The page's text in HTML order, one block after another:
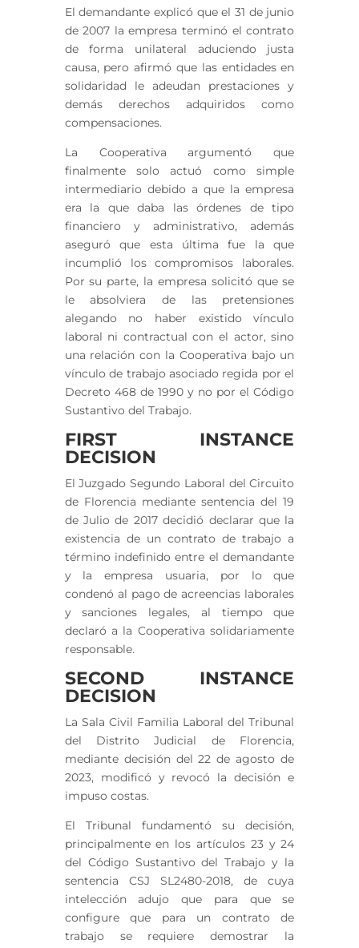
El demandante explicó que el 31 de junio
de 2007 la empresa terminó el contrato
de forma unilateral aduciendo justa
causa, pero afirmó que las entidades en
solidaridad le adeudan prestaciones y
demás derechos adquiridos como
compensaciones.
La Cooperativa argumentó que
finalmente solo actuó como simple
intermediario debido a que la empresa
era la que daba las órdenes de tipo
financiero y administrativo, además
aseguró que esta última fue la que
incumplió los compromisos laborales.
Por su parte, la empresa solicitó que se
le absolviera de las pretensiones
alegando no haber existido vínculo
laboral ni contractual con el actor, sino
una relación con la Cooperativa bajo un
vínculo de trabajo asociado regida por el
Decreto 468 de 1990 y no por el Código
Sustantivo del Trabajo.
FIRST INSTANCE
DECISION
El Juzgado Segundo Laboral del Circuito
de Florencia mediante sentencia del 19
de Julio de 2017 decidió declarar que la
existencia de un contrato de trabajo a
término indefinido entre el demandante
y la empresa usuaria, por lo que
condenó al pago de acreencias laborales
y sanciones legales, al tiempo que
declaró a la Cooperativa solidariamente
responsable.
SECOND INSTANCE
DECISION
La Sala Civil Familia Laboral del Tribunal
del Distrito Judicial de Florencia,
mediante decisión del 22 de agosto de
2023, modificó y revocó la decisión e
impuso costas.
El Tribunal fundamentó su decisión,
principalmente en los artículos 23 y 24
del Código Sustantivo del Trabajo y la
sentencia CSJ SL2480-2018, de cuya
intelección adujo que para que se
configure que para un contrato de
trabajo se requiere demostrar la